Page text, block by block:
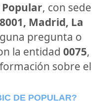
Popular, con sede
Madrid, La
pregunta o
la entidad 0075,
sobre el
DE POPULAR?